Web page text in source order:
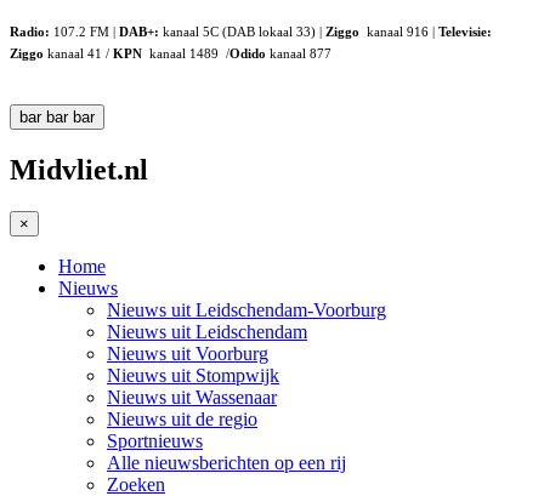
Radio: 107.2 FM | DAB+: kanaal 5C (DAB lokaal 33) | Ziggo kanaal 916 | Televisie:
Ziggo kanaal 41 / KPN kanaal 1489 /Odido kanaal 877
bar bar bar
Midvliet.nl
×
Home
Nieuws
Nieuws uit Leidschendam-Voorburg
Nieuws uit Leidschendam
Nieuws uit Voorburg
Nieuws uit Stompwijk
Nieuws uit Wassenaar
Nieuws uit de regio
Sportnieuws
Alle nieuwsberichten op een rij
Zoeken